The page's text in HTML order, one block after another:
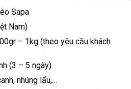
Sapa
Nam)
– 1kg (theo yêu cầu khách
(3 – 5 ngày)
nhúng lẩu,…